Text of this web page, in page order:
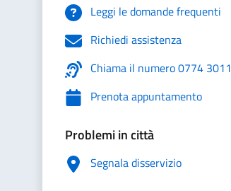
Leggi le domande frequenti
Richiedi assistenza
Chiama il numero 0774 3011
Prenota appuntamento
Problemi in città
Segnala disservizio